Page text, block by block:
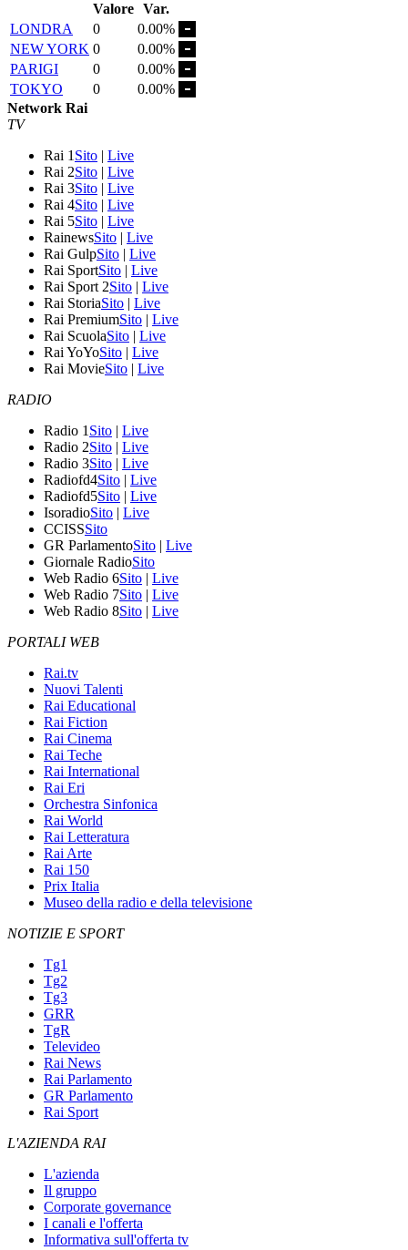
Valore Var.
LONDRA
0
0.00%
NEW YORK 0
0.00%
PARIGI
0
0.00%
TOKYO
0
0.00%
Network Rai
TV
Rai 1 Sito | Live
Rai 2Sito | Live
Rai 3Sito | Live
Rai 4Sito | Live
Rai 5Sito | Live
RainewsSito | Live
Rai GulpSito | Live
Rai SportSito | Live
Rai Sport 2Sito | Live
Rai StoriaSito | Live
Rai PremiumSito | Live
Rai ScuolaSito | Live
Rai YoYoSito | Live
Rai MovieSito | Live
RADIO
Radio 1 Sito | Live
Radio 2Sito | Live
Radio 3Sito | Live
Radiofd4Sito | Live
Radiofd5Sito | Live
IsoradioSito | Live
CCISSSito
GR ParlamentoSito | Live
Giornale RadioSito
Web Radio 6Sito | Live
Web Radio 7Sito | Live
Web Radio 8Sito | Live
PORTALI WEB
Rai.tv
Nuovi Talenti
Rai Educational
Rai Fiction
Rai Cinema
Rai Teche
Rai International
Rai Eri
Orchestra Sinfonica
Rai World
Rai Letteratura
Rai Arte
Rai 150
Prix Italia
Museo della radio e della televisione
NOTIZIE E SPORT
Tg1
Tg2
Tg3
GRR
TgR
Televideo
Rai News
Rai Parlamento
GR Parlamento
Rai Sport
L'AZIENDA RAI
L'azienda
Il gruppo
Corporate governance
I canali e l'offerta
Informativa sull'offerta tv